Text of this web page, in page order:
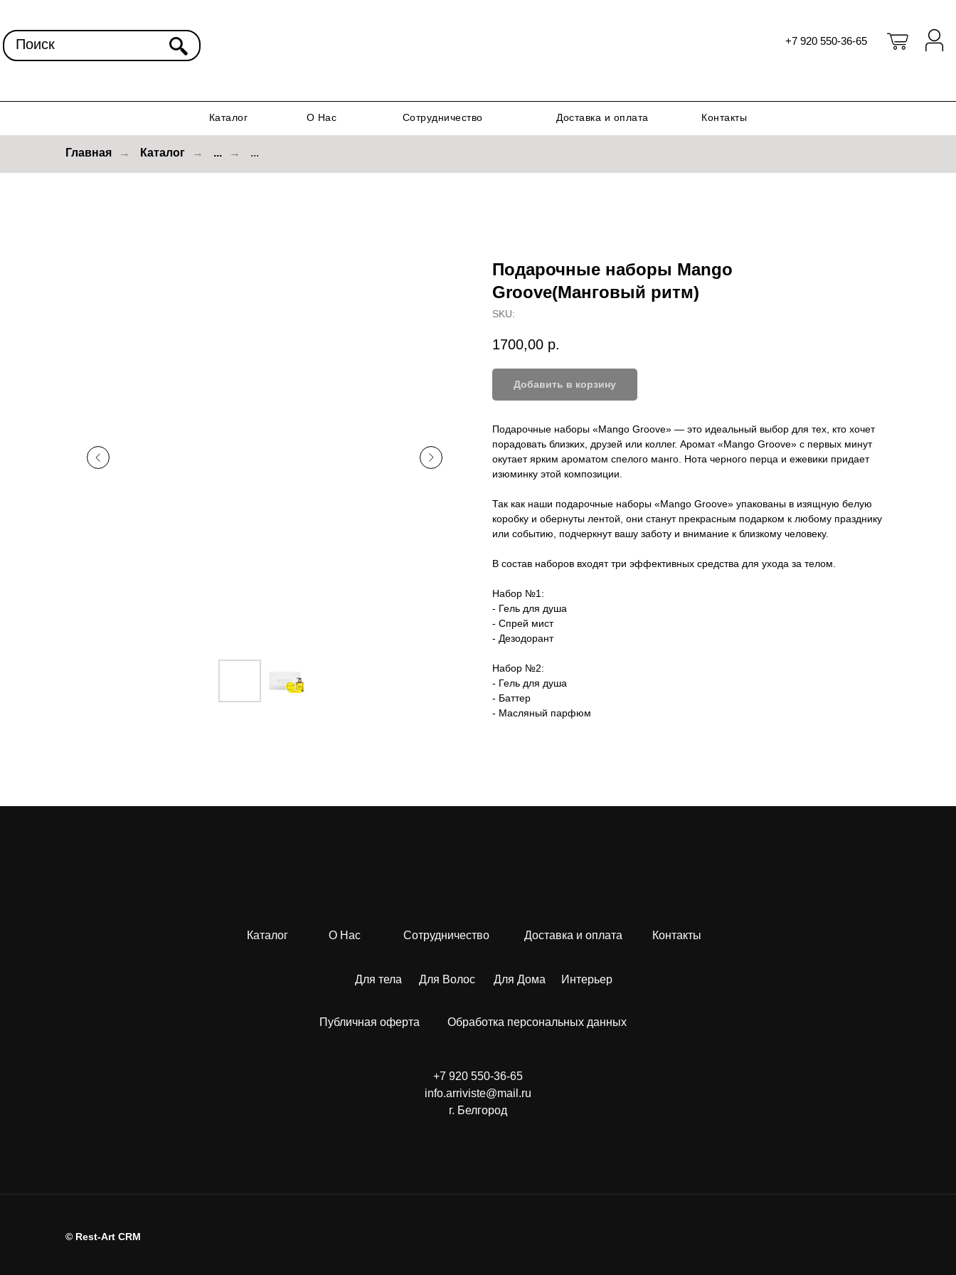
Каталог О Нас Сотрудничество Доставка и оплата Контакты
+7 920 550-36-65
Поиск
Главная → Каталог → ... → ...
Подарочные наборы Mango
Groove(Манговый ритм)
SKU:
1700,00 р.
Добавить в корзину
Подарочные наборы «Mango Groove» — это идеальный выбор для тех, кто хочет
порадовать близких, друзей или коллег. Аромат «Mango Groove» с первых минут
окутает ярким ароматом спелого манго. Нота черного перца и ежевики придает
изюминку этой композиции.
Так как наши подарочные наборы «Mango Groove» упакованы в изящную белую
коробку и обернуты лентой, они станут прекрасным подарком к любому празднику
или событию, подчеркнут вашу заботу и внимание к близкому человеку.
В состав наборов входят три эффективных средства для ухода за телом.
Набор №1:
- Гель для душа
- Спрей мист
- Дезодорант
Набор №2:
- Гель для душа
- Баттер
- Масляный парфюм
+7 920 550-36-65
info.arriviste@mail.ru
г. Белгород
Для тела Для Волос Для Дома Интерьер
Публичная оферта Обработка персональных данных
Каталог О Нас Сотрудничество Доставка и оплата Контакты
© Rest-Art CRM